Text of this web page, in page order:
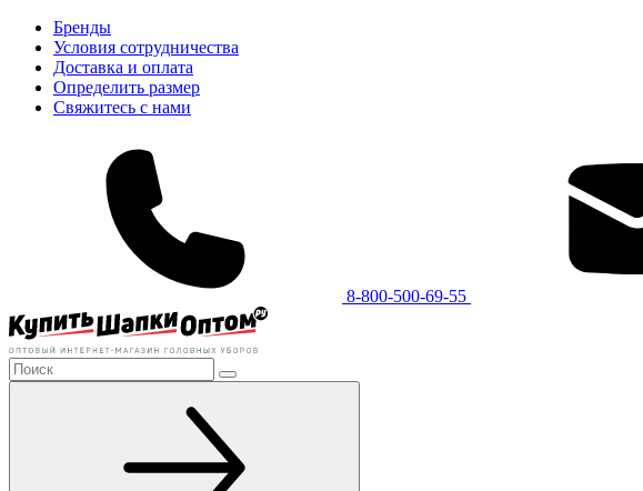
Бренды
Условия сотрудничества
Доставка и оплата
Определить размер
Свяжитесь с нами
8-800-500-69-55